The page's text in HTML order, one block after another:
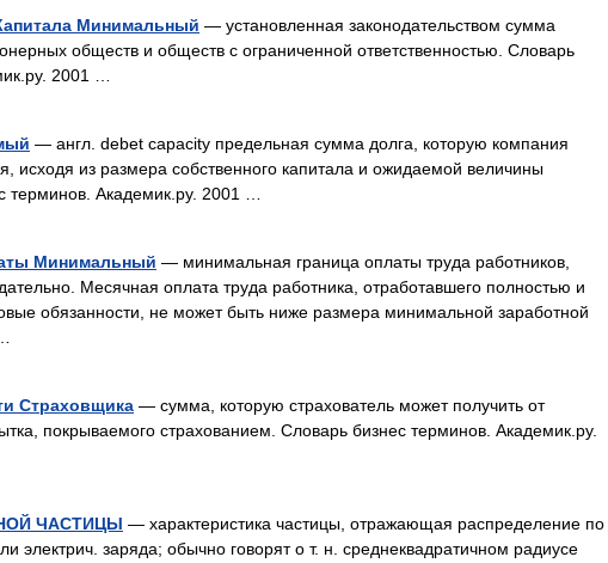
Минимальный — установленная законодательством сумма
обществ и обществ с ограниченной ответственностью. Словарь
2001 …
— англ. debet capacity предельная сумма долга, которую компания
исходя из размера собственного капитала и ожидаемой величины
терминов. Академик.ру. 2001 …
Минимальный — минимальная граница оплаты труда работников,
Месячная оплата труда работника, отработавшего полностью и
обязанности, не может быть ниже размера минимальной заработной
Страховщика — сумма, которую страхователь может получить от
покрываемого страхованием. Словарь бизнес терминов. Академик.ру.
ЧАСТИЦЫ — характеристика частицы, отражающая распределение по
электрич. заряда; обычно говорят о т. н. среднеквадратичном радиусе